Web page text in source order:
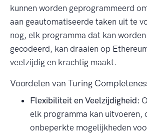
kunnen worden geprogrammeerd
aan geautomatiseerde taken uit te
nog, elk programma dat kan
gecodeerd, kan draaien op
veelzijdig en krachtig maakt.
Voordelen van Turing
Flexibiliteit en Veelzijdigheid:
elk programma kan uitvoeren,
onbeperkte mogelijkheden